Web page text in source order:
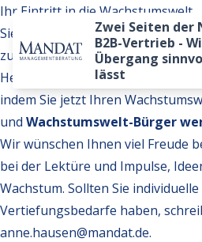
Zwei Seiten der
B2B-Vertrieb -
Übergang
lässt
Ihr Eintritt in die Wachstumswelt
Sie möchten auf weitere Inhalte
zugreifen?
Hervorragend. Werden Sie Teil
indem Sie jetzt Ihren
und Wachstumswelt-Bürger
Wir wünschen Ihnen viel Freude
bei der Lektüre und Impulse,
Wachstum. Sollten Sie
Vertiefungsbedarfe haben,
anne.hausen@mandat.de.